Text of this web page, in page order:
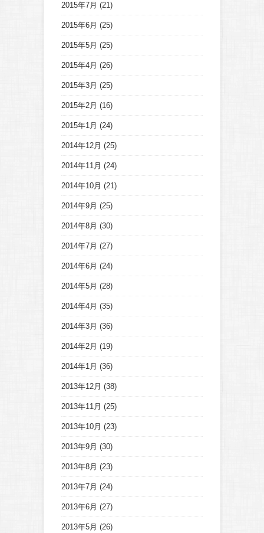
2015年7月 (21)
2015年6月 (25)
2015年5月 (25)
2015年4月 (26)
2015年3月 (25)
2015年2月 (16)
2015年1月 (24)
2014年12月 (25)
2014年11月 (24)
2014年10月 (21)
2014年9月 (25)
2014年8月 (30)
2014年7月 (27)
2014年6月 (24)
2014年5月 (28)
2014年4月 (35)
2014年3月 (36)
2014年2月 (19)
2014年1月 (36)
2013年12月 (38)
2013年11月 (25)
2013年10月 (23)
2013年9月 (30)
2013年8月 (23)
2013年7月 (24)
2013年6月 (27)
2013年5月 (26)